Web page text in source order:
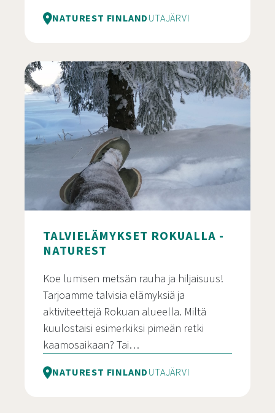
NATUREST FINLANDUTAJÄRVI
TALVIELÄMYKSET ROKUALLA -
NATUREST
Koe lumisen metsän rauha ja hiljaisuus!
Tarjoamme talvisia elämyksiä ja
aktiviteettejä Rokuan alueella. Miltä
kuulostaisi esimerkiksi pimeän retki
kaamosaikaan? Tai…
NATUREST FINLANDUTAJÄRVI